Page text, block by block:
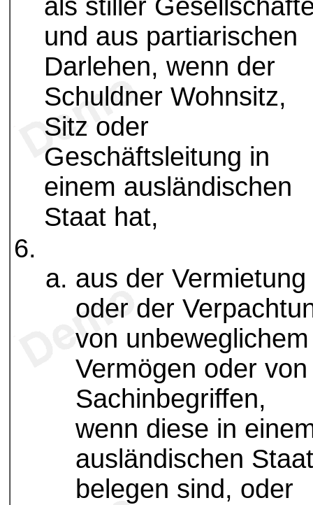
als stiller
und aus partiarischen
Darlehen, wenn der
Schuldner Wohnsitz,
Sitz oder
Geschäftsleitung in
einem ausländischen
Staat hat,
aus der Vermietung
oder der
von unbeweglichem
Vermögen oder von
Sachinbegriffen,
wenn diese in
ausländischen Staat
belegen sind, oder